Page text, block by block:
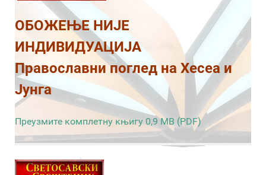
ОБОЖЕЊЕ НИЈЕ
ИНДИВИДУАЦИЈА
Православни поглед на Хесеа и
Јунга
Преузмите комплетну књигу 0,9 MB (PDF)